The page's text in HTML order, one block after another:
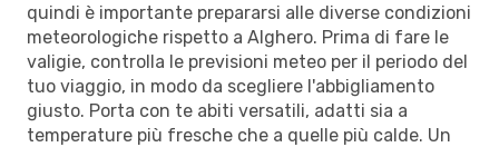
quindi è importante prepararsi alle diverse condizioni
meteorologiche rispetto a Alghero. Prima di fare le
valigie, controlla le previsioni meteo per il periodo del
tuo viaggio, in modo da scegliere l'abbigliamento
giusto. Porta con te abiti versatili, adatti sia a
temperature più fresche che a quelle più calde. Un